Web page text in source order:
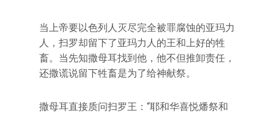
当上帝要以色列人灭尽完全被罪腐蚀的亚玛力
人，扫罗却留下了亚玛力人的王和上好的牲
畜。当先知撒母耳找到他，他不但推卸责任，
还撒谎说留下牲畜是为了给神献祭。
撒母耳直接质问扫罗王：“耶和华喜悦燔祭和